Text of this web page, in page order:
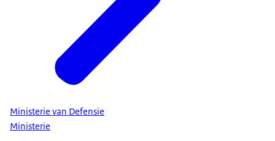
Ministerie van Defensie
Ministerie